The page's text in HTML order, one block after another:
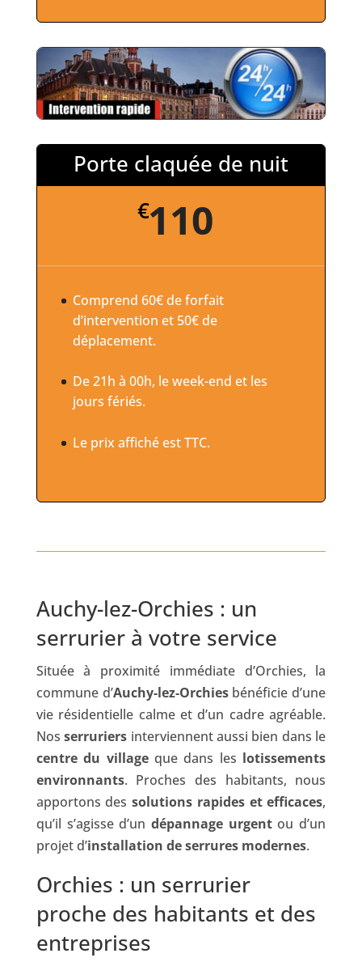
Porte claquée de nuit
€110
Comprend 60€ de forfait
d’intervention et 50€ de
déplacement.
De 21h à 00h, le week-end et les
jours fériés.
Le prix affiché est TTC.
Auchy-lez-Orchies : un
serrurier à votre service
Située à proximité immédiate d’Orchies, la
commune d’Auchy-lez-Orchiesbénéficie d’une
vie résidentielle calme et d’un cadre agréable.
Nosserruriers interviennent aussi bien dans le
centre du villageque dans les lotissements
environnants. Proches des habitants, nous
apportons dessolutions rapides et efficaces,
qu’il s’agisse d’un dépannage urgentou d’un
projet d’installation de serrures modernes.
Orchies : un serrurier
proche des habitants et des
entreprises